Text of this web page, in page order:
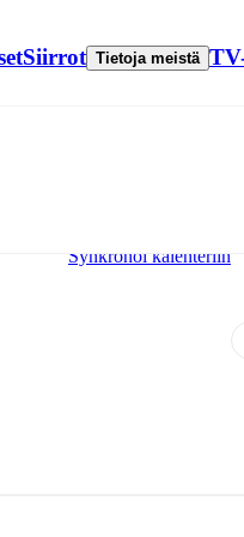
Siirrot Tietoja meistä
Synkronoi kalenteriin